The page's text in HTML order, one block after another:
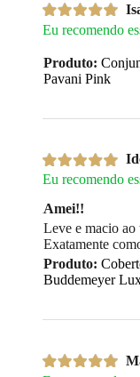
Eu recomendo
Produto:
Pavani Pink
Eu recomendo
Amei!!
Leve e macio ao
Exatamente
Produto:
Buddemeyer